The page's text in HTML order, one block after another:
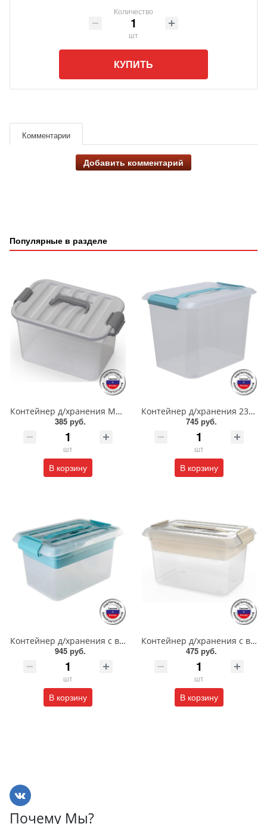
Количество
шт
КУПИТЬ
Комментарии
Добавить комментарий
Популярные в разделе
Контейнер д/хранения MobiBox 6,5л/81300/ПБ
385 руб.
шт
В корзину
Контейнер д/хранения 23л/48501/48500/ПБ
745 руб.
шт
В корзину
Контейнер д/хранения с вкладышем 13.7л/48400/ПБ
945 руб.
шт
В корзину
Контейнер д/хранения с вкладышем 6,0л/48200/48202/ПБ
475 руб.
шт
В корзину
Почему Мы?